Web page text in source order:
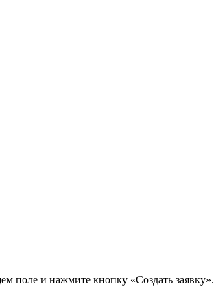
поле и нажмите кнопку «Создать заявку».